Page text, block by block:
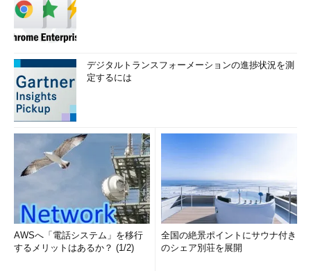
デジタルトランスフォーメーションの進捗状況を測
定するには
AWSへ「電話システム」を移行
するメリットはあるか？ (1/2)
全国の絶景ポイントにサウナ付き
のシェア別荘を展開